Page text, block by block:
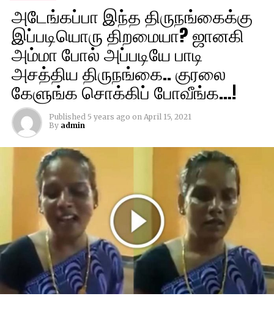
அடேங்கப்பா இந்த திருநங்கைக்கு
இப்படியொரு திறமையா? ஜானகி
அம்மா போல் அப்படியே பாடி
அசத்திய திருநங்கை.. குரலை
கேளுங்க சொக்கிப் போவீங்க…!
Published 5 years ago on April 15, 2021
By admin